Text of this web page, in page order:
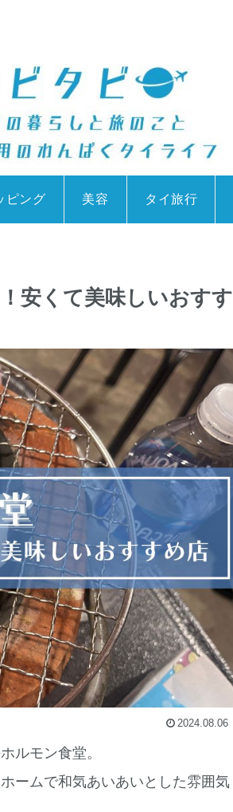
ピング 美容 タイ旅行
安くて美味しいおすす
2024.08.06
ルモン食堂。
ームで和気あいあいとした雰囲気